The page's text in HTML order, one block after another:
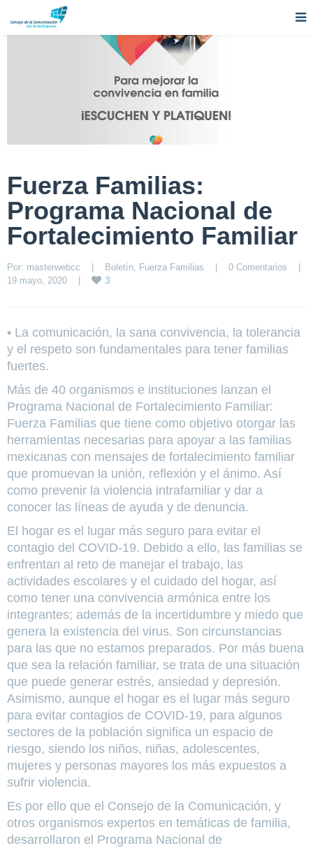
Fuerza Familias:
Programa Nacional de
Fortalecimiento Familiar
Por: masterwebcc | Boletín Fuerza Familias | 0 Comentarios
|
19 mayo, 2020 | 3
• La comunicación, la sana convivencia, la tolerancia
y el respeto son fundamentales para tener familias
fuertes.
Más de 40 organismos e instituciones lanzan el
Programa Nacional de Fortalecimiento Familiar:
Fuerza Familias que tiene como objetivo otorgar las
herramientas necesarias para apoyar a las familias
mexicanas con mensajes de fortalecimiento familiar
que promuevan la unión, reflexión y el ánimo. Así
como prevenir la violencia intrafamiliar y dar a
conocer las líneas de ayuda y de denuncia.
El hogar es el lugar más seguro para evitar el
contagio del COVID-19. Debido a ello, las familias se
enfrentan al reto de manejar el trabajo, las
actividades escolares y el cuidado del hogar, así
como tener una convivencia armónica entre los
integrantes; además de la incertidumbre y miedo que
genera la existencia del virus. Son circunstancias
para las que no estamos preparados. Por más buena
que sea la relación familiar, se trata de una situación
que puede generar estrés, ansiedad y depresión.
Asimismo, aunque el hogar es el lugar más seguro
para evitar contagios de COVID-19, para algunos
sectores de la población significa un espacio de
riesgo, siendo los niños, niñas, adolescentes,
mujeres y personas mayores los más expuestos a
sufrir violencia.
Es por ello que el Consejo de la Comunicación, y
otros organismos expertos en temáticas de familia,
desarrollaron el Programa Nacional de